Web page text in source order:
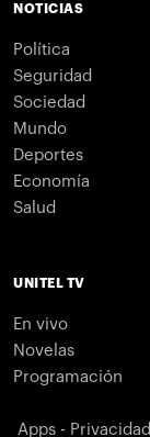
NOTICIAS
Política
Seguridad
Sociedad
Mundo
Deportes
Economía
Salud
UNITEL TV
En vivo
Novelas
Programación
Apps - Privacidad